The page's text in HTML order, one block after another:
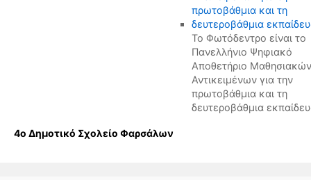
Το Φωτόδεντρο είναι το
Πανελλήνιο Ψηφιακό
Αποθετήριο Μαθησιακών
Αντικειμένων για την
πρωτοβάθμια και τη
δευτεροβάθμια
4ο Δημοτικό Σχολείο Φαρσάλων